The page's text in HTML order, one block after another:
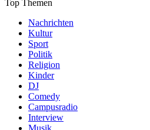
Top Themen
Nachrichten
Kultur
Sport
Politik
Religion
Kinder
DJ
Comedy
Campusradio
Interview